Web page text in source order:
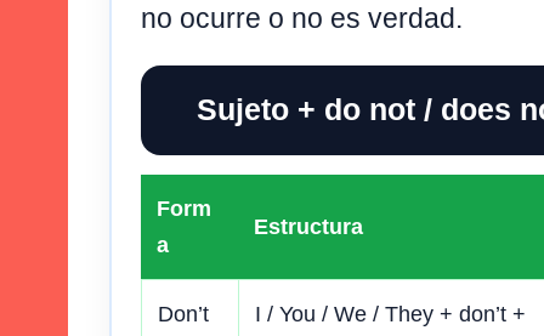
no ocurre o no es verdad.
Sujeto + do not / does
Form
a
Estructura
Don’t
I / You / We / They + don’t +